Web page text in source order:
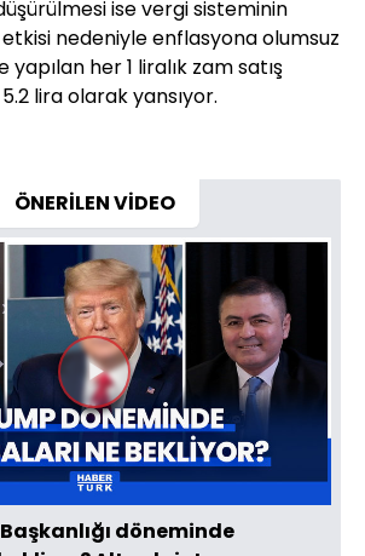
ise vergi sisteminin
nedeniyle enflasyona olumsuz
yapılan her 1 liralık zam satış
lira olarak yansıyor.
ÖNERİLEN VİDEO
Videoyu
Oynat
döneminde